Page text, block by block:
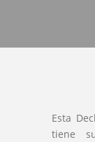
Esta
tiene